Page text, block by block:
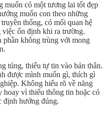
muốn có một tương lai tốt đẹp
muốn con theo những
thống, có mối quan hệ
việc ổn định khi ra trường.
phần không trùng với mong
túng, thiếu tự tin vào bản thân.
được mình muốn gì, thích gì
Không hiểu rõ về năng
hoay vì thiếu thông tin hoặc có
định hướng đúng.